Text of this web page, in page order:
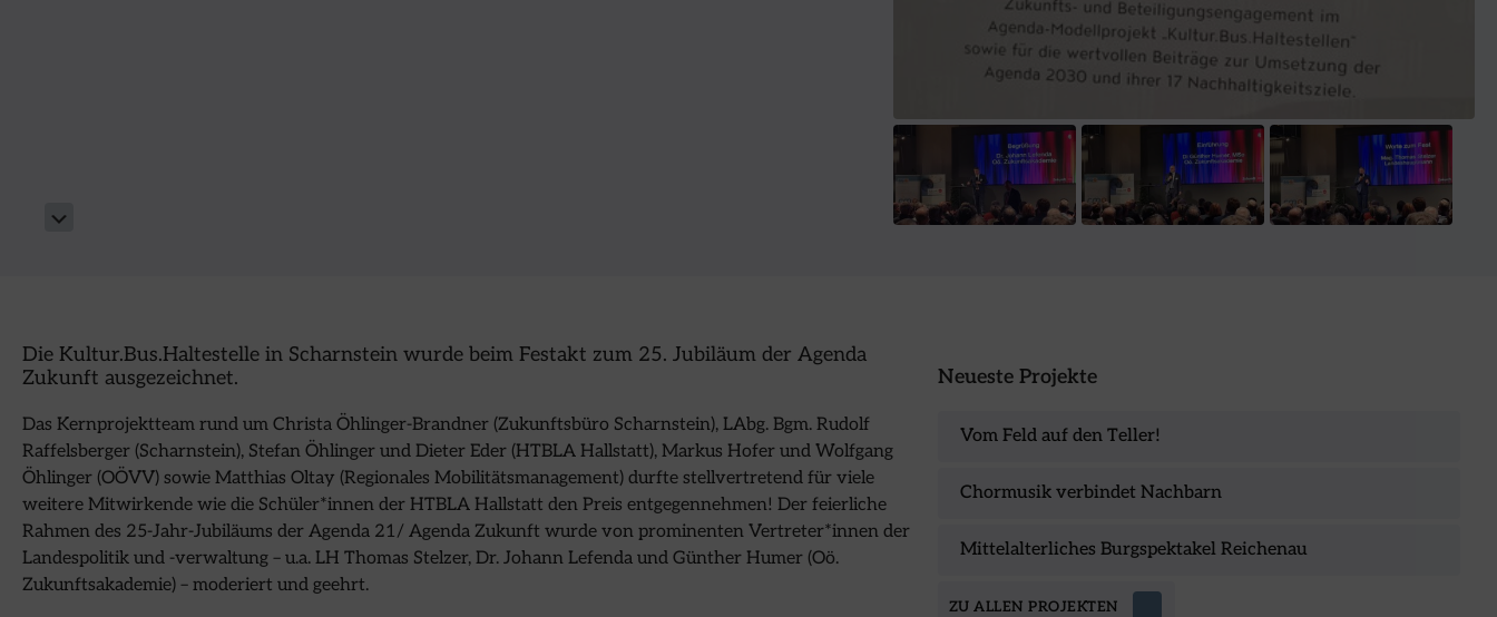
Die Kultur.Bus.Haltestelle in Scharnstein wurde beim Festakt zum 25. Jubiläum der Agenda
Zukunft ausgezeichnet.
Das Kernprojektteam rund um Christa Öhlinger-Brandner (Zukunftsbüro Scharnstein), LAbg. Bgm. Rudolf
Raffelsberger (Scharnstein), Stefan Öhlinger und Dieter Eder (HTBLA Hallstatt), Markus Hofer und Wolfgang
Öhlinger (OÖVV) sowie Matthias Oltay (Regionales Mobilitätsmanagement) durfte stellvertretend für viele
weitere Mitwirkende wie die Schüler*innen der HTBLA Hallstatt den Preis entgegennehmen! Der feierliche
Rahmen des 25-Jahr-Jubiläums der Agenda 21/ Agenda Zukunft wurde von prominenten Vertreter*innen der
Landespolitik und -verwaltung – u.a. LH Thomas Stelzer, Dr. Johann Lefenda und Günther Humer (Oö.
Zukunftsakademie) – moderiert und geehrt.
Neueste Projekte
Vom Feld auf den Teller!
Chormusik verbindet Nachbarn
Mittelalterliches Burgspektakel Reichenau
ZU ALLEN PROJEKTEN